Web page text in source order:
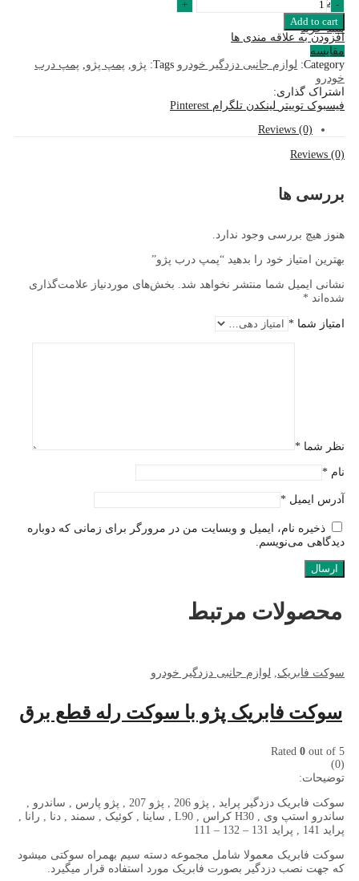
0
سبد خرید
پمپ
درب
پژو
quantity
Add to cart
افزودن به علاقه مندی ها
مقایسه
Category: لوازم جانبی دزدگیر خودرو Tags: پژو پمپ پژو
پمپ درب
خودرو
اشتراک گذاری:
فیسبوک توییتر لینکدن تلگرام Pinterest
Reviews (0)
Reviews (0)
بررسی ها
هنوز هیچ بررسی وجود ندارد.
بهترین امتیاز خود را بدهید “پمپ درب پژو”
نشانی ایمیل شما منتشر نخواهد شد. بخش‌های موردنیاز علامت‌گذاری
شده‌اند *
امتیاز شما *
نظر شما *
نام *
آدرس ایمیل *
ذخیره نام، ایمیل و وبسایت من در مرورگر برای زمانی که دوباره
دیدگاهی می‌نویسم.
محصولات مرتبط
سوکت فابریک لوازم جانبی دزدگیر خودرو
سوکت فابریک پژو با سوکت رله قطع برق
Rated 0 out of 5
(0)
توضیحات:
سوکت فابریک دزدگیر پراید , پژو 206 , پژو 207 , پژو پارس , ساندرو ,
ساندرو استپ وی , H30 کراس , L90 , ساینا , کوئیک , سمند , دنا , رانا ,
پراید 141 , پراید 131 – 132 – 111
سوکت فابریک معمولا شامل مجموعه دسته سیم بهمراه سوکتی میشود
که جهت نصب دزدگیر بصورت فابریک مورد استفاده قرار میگیرد.